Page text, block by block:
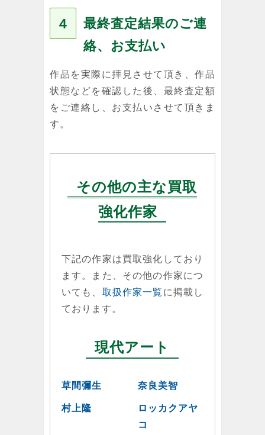
４
最終査定結果のご連
絡、お支払い
作品を実際に拝見させて頂き、作品
状態などを確認した後、最終査定額
をご連絡し、お支払いさせて頂きま
す。
その他の主な買取
強化作家
下記の作家は買取強化しており
ます。また、その他の作家につ
いても、 取扱作家一覧 に掲載し
ております。
現代アート
草間彌生 奈良美智
村上隆
ロッカクアヤ
コ